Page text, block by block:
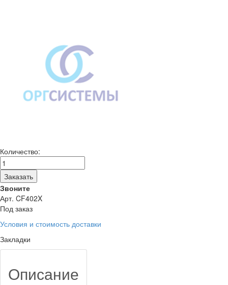
Количество:
Заказать
Звоните
Арт. CF402X
Под заказ
Условия и стоимость доставки
Закладки
Описание